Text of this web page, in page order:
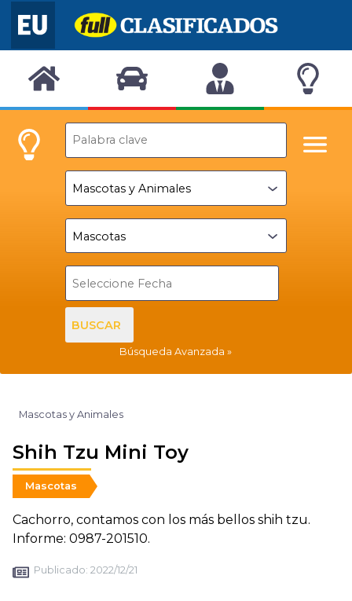
BUSCAR
Búsqueda Avanzada
Mascotas y Animales
Shih Tzu Mini Toy
Mascotas
Cachorro, contamos con los más bellos shih tzu.
Informe: 0987-201510.
Publicado: 2022/12/21